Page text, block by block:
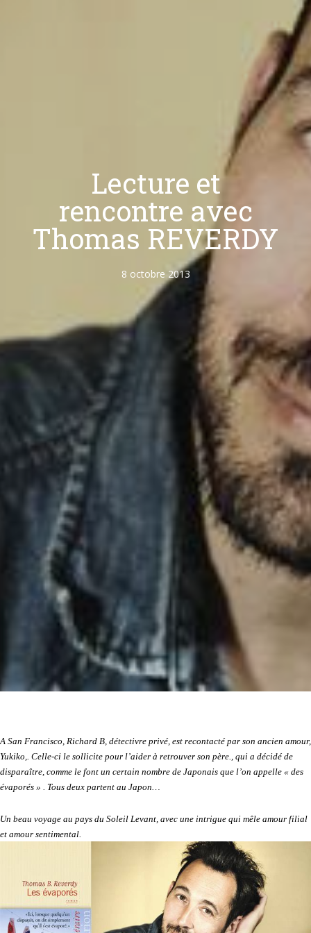
Lecture et
rencontre avec
Thomas REVERDY
8 octobre 2013
A San Francisco, Richard B, détectivre privé, est recontacté par son ancien amour,
Yukiko,. Celle-ci le sollicite pour l’aider à retrouver son père., qui a décidé de
disparaître, comme le font un certain nombre de Japonais que l’on appelle « des
évaporés » . Tous deux partent au Japon…
Un beau voyage au pays du Soleil Levant, avec une intrigue qui mêle amour filial
et amour sentimental.